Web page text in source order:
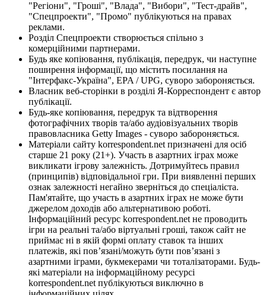
"Регіони", "Гроші", "Влада", "Вибори", "Тест-драйв",
"Спецпроекти", "Промо" публікуються на правах
реклами.
Розділ Спецпроекти створюється спільно з
комерційними партнерами.
Будь яке копіювання, публікація, передрук, чи наступне
поширення інформації, що містить посилання на
"Інтерфакс-Україна", EPA / UPG, суворо забороняється.
Власник веб-сторінки в розділі Я-Корреспондент є автор
публікації.
Будь-яке копіювання, передрук та відтворення
фотографічних творів та/або аудіовізуальних творів
правовласника Getty Images - суворо забороняється.
Матеріали сайту korrespondent.net призначені для осіб
старше 21 року (21+). Участь в азартних іграх може
викликати ігрову залежність. Дотримуйтесь правил
(принципів) відповідальної гри. При виявленні перших
ознак залежності негайно зверніться до спеціаліста.
Пам'ятайте, що участь в азартних іграх не може бути
джерелом доходів або альтернативою роботі.
Інформаційний ресурс korrespondent.net не проводить
ігри на реальні та/або віртуальні гроші, також сайт не
приймає ні в якій формі оплату ставок та інших
платежів, які пов’язані/можуть бути пов’язані з
азартними іграми, букмекерами чи тоталізаторами. Будь-
які матеріали на інформаційному ресурсі
korrespondent.net публікуються виключно в